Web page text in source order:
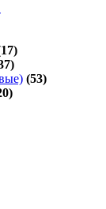
(53)